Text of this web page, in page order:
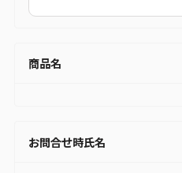
商品名
お問合せ時氏名